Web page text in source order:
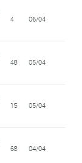
4 06/04
48 05/04
15 05/04
68 04/04